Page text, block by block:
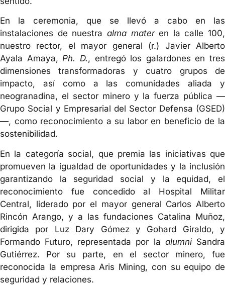
En la ceremonia, que se llevó a cabo en las
instalaciones de nuestra alma materen la calle 100,
nuestro rector, el mayor general (r.) Javier Alberto
Ayala Amaya,Ph. D., entregó los galardones en tres
dimensiones transformadoras y cuatro grupos de
impacto, así como a las comunidades aliada y
neogranadina, el sector minero y la fuerza pública —
Grupo Social y Empresarial del Sector Defensa (GSED)
—, como reconocimiento a su labor en beneficio de la
sostenibilidad.
En la categoría social, que premia las iniciativas que
promueven la igualdad de oportunidades y la inclusión
garantizando la seguridad social y la equidad, el
reconocimiento fue concedido al Hospital Militar
Central, liderado por el mayor general Carlos Alberto
Rincón Arango, y a las fundaciones Catalina Muñoz,
dirigida por Luz Dary Gómez y Gohard Giraldo, y
Formando Futuro, representada por la alumniSandra
Gutiérrez. Por su parte, en el sector minero, fue
reconocida la empresa Aris Mining, con su equipo de
seguridad y relaciones.